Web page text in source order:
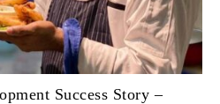
Success Story –